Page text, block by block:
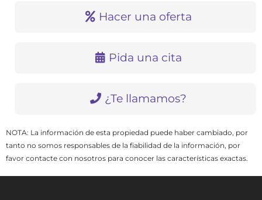
Hacer una oferta
Pida una cita
¿Te llamamos?
NOTA: La información de esta propiedad puede haber cambiado, por
tanto no somos responsables de la fiabilidad de la información, por
favor contacte con nosotros para conocer las características exactas.